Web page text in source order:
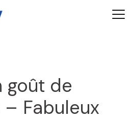
goût de
Fabuleux